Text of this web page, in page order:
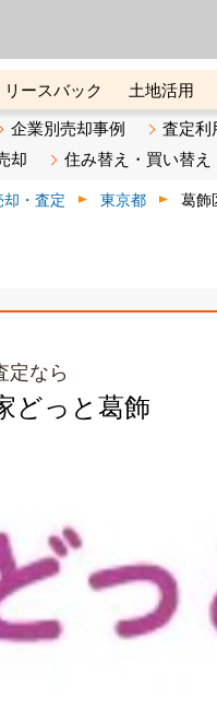
リースバック 土地活用
オンライン講座 リビン
企業別売却事例 査定利
却 住み替え・買い替え
・査定 東京都 葛飾
定なら
どっと葛飾